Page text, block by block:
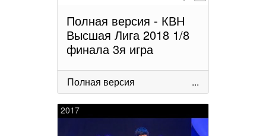
Полная версия - КВН
Высшая Лига 2018 1/8
финала 3я игра
Полная версия ...
2017